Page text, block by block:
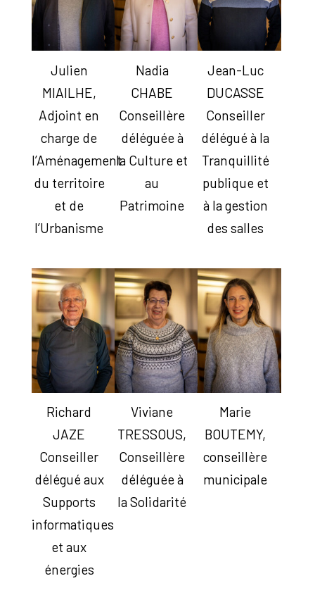
Julien
MIAILHE,
Adjoint en
charge de
l’Aménagement
du territoire
et de
l’Urbanisme
Nadia
CHABE
Conseillère
déléguée à
la Culture et
au
Patrimoine
Jean-Luc
DUCASSE
Conseiller
délégué à la
Tranquillité
publique et
à la gestion
des salles
Richard
JAZE
Conseiller
délégué aux
Supports
informatiques
et aux
énergies
Viviane
TRESSOUS,
Conseillère
déléguée à
la Solidarité
Marie
BOUTEMY,
conseillère
municipale